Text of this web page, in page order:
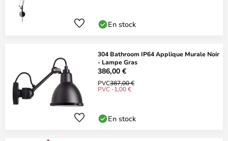
En stock
304 Bathroom IP64 Applique Murale Noir
- Lampe Gras
386,00 €
PVC387,00 €
PVC -1,00 €
En stock